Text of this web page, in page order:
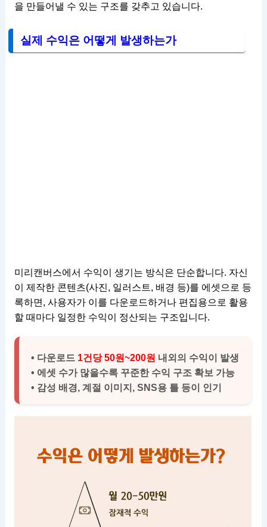
을 만들어낼 수 있는 구조를 갖추고 있습니다.
실제 수익은 어떻게 발생하는가
미리캔버스에서 수익이 생기는 방식은 단순합니다. 자신
이 제작한 콘텐츠(사진, 일러스트, 배경 등)를 에셋으로 등
록하면, 사용자가 이를 다운로드하거나 편집용으로 활용
할 때마다 일정한 수익이 정산되는 구조입니다.
• 다운로드1건당 50원~200원 내외의 수익이 발생
• 에셋 수가 많을수록 꾸준한 수익 구조 확보 가능
• 감성 배경, 계절 이미지, SNS용 틀 등이 인기